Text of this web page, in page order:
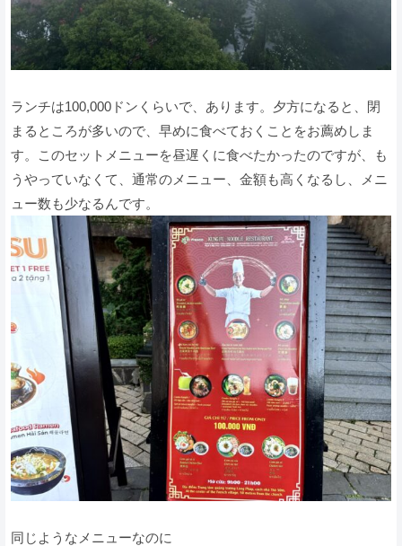
ランチは100,000ドンくらいで、あります。夕方になると、閉
まるところが多いので、早めに食べておくことをお薦めしま
す。このセットメニューを昼遅くに食べたかったのですが、も
うやっていなくて、通常のメニュー、金額も高くなるし、メニ
ュー数も少なるんです。
同じようなメニューなのに